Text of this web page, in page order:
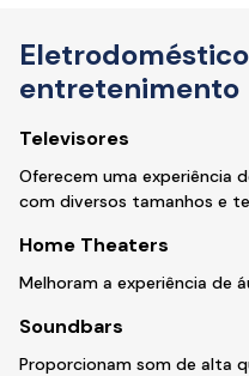
entretenimento
Televisores
Oferecem uma experiência
com diversos tamanhos e
Home Theaters
Melhoram a experiência de
Soundbars
Proporcionam som de alta